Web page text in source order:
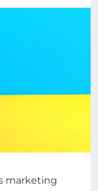
marketing